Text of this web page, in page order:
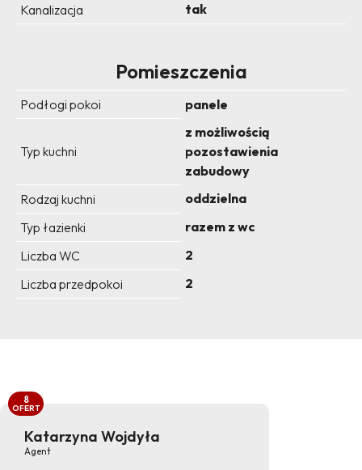
Kanalizacja
tak
Pomieszczenia
Podłogi pokoi panele
Typ kuchni
z możliwością
pozostawienia
zabudowy
Rodzaj kuchni
oddzielna
Typ łazienki
razem z wc
Liczba WC
2
Liczba przedpokoi
2
Katarzyna Wojdyła
Agent
8
OFERT